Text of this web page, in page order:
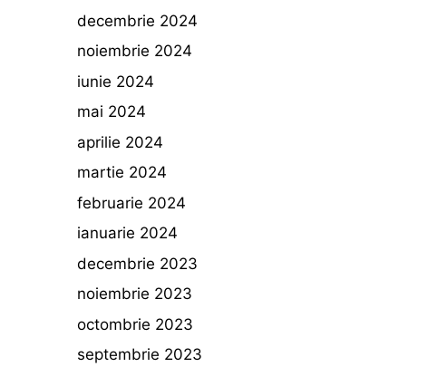
decembrie 2024
noiembrie 2024
iunie 2024
mai 2024
aprilie 2024
martie 2024
februarie 2024
ianuarie 2024
decembrie 2023
noiembrie 2023
octombrie 2023
septembrie 2023